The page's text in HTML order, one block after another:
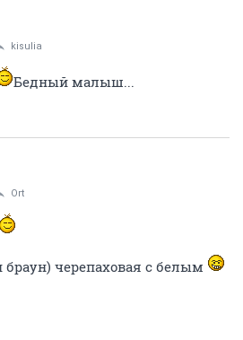
kisulia
Бедный малыш...
Ort
черепаховая с белым